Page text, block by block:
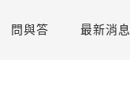
問與答 最新消息